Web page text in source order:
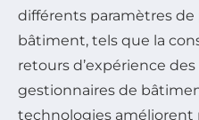
différents paramètres de
bâtiment, tels que la
retours d’expérience
gestionnaires de
technologies améliorent